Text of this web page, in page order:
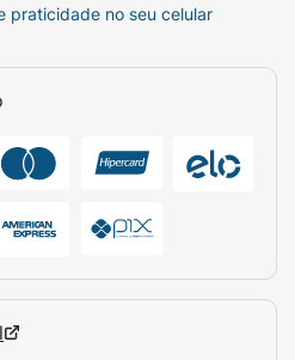
os lábios.
Ozokerite,
28
Parfum, Bht,
Pode conter: CI 77891,
CI 12085, CI 45410,
praticidade no seu celular